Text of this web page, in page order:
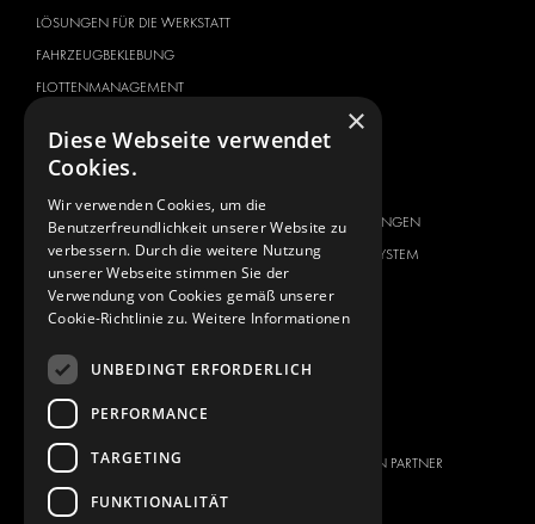
LÖSUNGEN FÜR DIE WERKSTATT
FAHRZEUGBEKLEBUNG
FLOTTENMANAGEMENT
FAHRZEUGHERSTELLER
CITROËN
DACIA
FORD
IVECO
MAXUS
MERCEDES
NISSAN
KOMPLETTLÖSUNGEN
ÜBER MODUL-SYSTEM
NEUIGKEITEN
KONTAKT
WERDEN SIE EIN PARTNER
×
Diese Webseite verwendet
Cookies.
Wir verwenden Cookies, um die
Benutzerfreundlichkeit unserer Website zu
verbessern. Durch die weitere Nutzung
unserer Webseite stimmen Sie der
Verwendung von Cookies gemäß unserer
Cookie-Richtlinie zu. Weitere Informationen
UNBEDINGT ERFORDERLICH
PERFORMANCE
TARGETING
FUNKTIONALITÄT